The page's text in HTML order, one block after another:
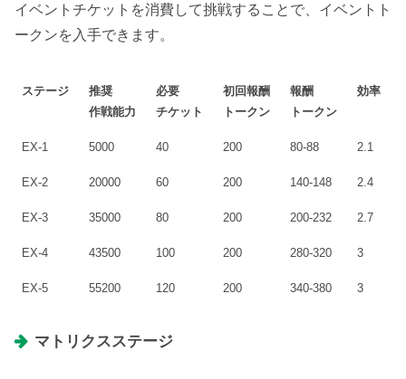
イベントチケットを消費して挑戦することで、イベントト
ークンを入手できます。
ステージ
推奨
作戦能力
必要
チケット
初回報酬
トークン
報酬
トークン
効率
EX-1 5000 40 200 80-88 2.1
EX-2 20000 60 200 140-148 2.4
EX-3 35000 80 200 200-232 2.7
EX-4 43500 100 200 280-320 3
EX-5 55200 120 200 340-380 3
マトリクスステージ